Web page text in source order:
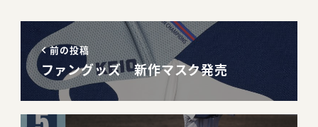
前の投稿
ファングッズ 新作マスク発売